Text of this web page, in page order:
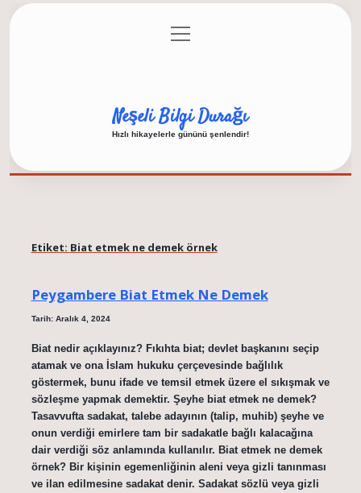
Gizlilik Politikası
menüyü
aç
Neşeli Bilgi Durağı
Hızlı hikayelerle gününü şenlendir!
Etiket: Biat etmek ne demek örnek
Peygambere Biat Etmek Ne Demek
Tarih: Aralık 4, 2024
Biat nedir açıklayınız? Fıkıhta biat; devlet başkanını seçip
atamak ve ona İslam hukuku çerçevesinde bağlılık
göstermek, bunu ifade ve temsil etmek üzere el sıkışmak ve
sözleşme yapmak demektir. Şeyhe biat etmek ne demek?
Tasavvufta sadakat, talebe adayının (talip, muhib) şeyhe ve
onun verdiği emirlere tam bir sadakatle bağlı kalacağına
dair verdiği söz anlamında kullanılır. Biat etmek ne demek
örnek? Bir kişinin egemenliğinin aleni veya gizli tanınması
ve ilan edilmesine sadakat denir. Sadakat sözlü veya gizli